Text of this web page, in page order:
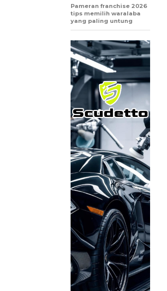
Pameran franchise 2026
tips memilih waralaba
yang paling untung